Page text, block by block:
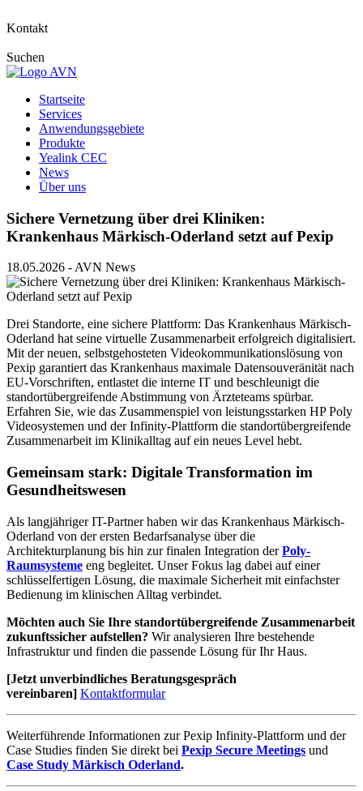
Kontakt
Suchen
Startseite
Services
Anwendungsgebiete
Produkte
Yealink CEC
News
Über uns
Sichere Vernetzung über drei Kliniken:
Krankenhaus Märkisch-Oderland setzt auf Pexip
18.05.2026 -AVN News
Drei Standorte, eine sichere Plattform: Das Krankenhaus Märkisch-
Oderland hat seine virtuelle Zusammenarbeit erfolgreich digitalisiert.
Mit der neuen, selbstgehosteten Videokommunikationslösung von
Pexip garantiert das Krankenhaus maximale Datensouveränität nach
EU-Vorschriften, entlastet die interne IT und beschleunigt die
standortübergreifende Abstimmung von Ärzteteams spürbar.
Erfahren Sie, wie das Zusammenspiel von leistungsstarken HP Poly
Videosystemen und der Infinity-Plattform die standortübergreifende
Zusammenarbeit im Klinikalltag auf ein neues Level hebt.
Gemeinsam stark: Digitale Transformation im
Gesundheitswesen
Als langjähriger IT-Partner haben wir das Krankenhaus Märkisch-
Oderland von der ersten Bedarfsanalyse über die
Architekturplanung bis hin zur finalen Integration derPoly-
Raumsysteme eng begleitet. Unser Fokus lag dabei auf einer
schlüsselfertigen Lösung, die maximale Sicherheit mit einfachster
Bedienung im klinischen Alltag verbindet.
Möchten auch Sie Ihre standortübergreifende Zusammenarbeit
zukunftssicher aufstellen? Wir analysieren Ihre bestehende
Infrastruktur und finden die passende Lösung für Ihr Haus.
[Jetzt unverbindliches Beratungsgespräch
vereinbaren] Kontaktformular
Weiterführende Informationen zur Pexip Infinity-Plattform und der
Case Studies finden Sie direkt bei Pexip Secure Meetings und
Case Study Märkisch Oderland.